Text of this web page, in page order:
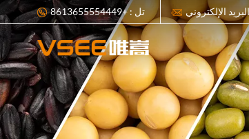
تل : +8613655554449